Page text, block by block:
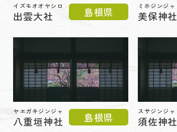
イズモオオヤシロ
出雲大社 島根県 ミホジンジャ
美保神社
ヤエガキジンジャ
八重垣神社 島根県 スサジンジャ
須佐神社